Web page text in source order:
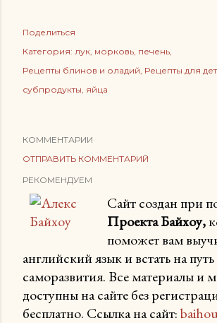
Поделиться
Категория: лук морковь печень
Рецепты блинов и оладий Рецепты для
субпродукты яйца
КОММЕНТАРИИ
ОТПРАВИТЬ КОММЕНТАРИЙ
РЕКОМЕНДУЕМ
Сайт создан при
Проекта Байхоу,
поможет вам
английский язык и встать на путь
саморазвития. Все материалы и
доступны на сайте без
бесплатно. Ссылка на сайт: